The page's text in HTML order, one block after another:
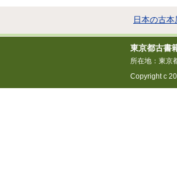
日本の古
東京都古書
所在地：東京
Copyright c